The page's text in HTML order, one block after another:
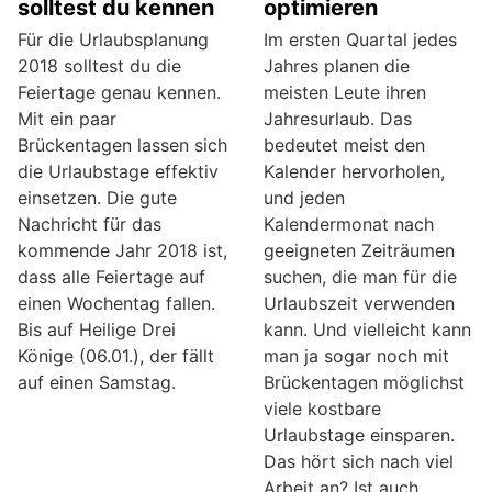
solltest du kennen
Für die Urlaubsplanung
2018 solltest du die
Feiertage genau kennen.
Mit ein paar
Brückentagen lassen sich
die Urlaubstage effektiv
einsetzen. Die gute
Nachricht für das
kommende Jahr 2018 ist,
dass alle Feiertage auf
einen Wochentag fallen.
Bis auf Heilige Drei
Könige (06.01.), der fällt
auf einen Samstag.
optimieren
Im ersten Quartal jedes
Jahres planen die
meisten Leute ihren
Jahresurlaub. Das
bedeutet meist den
Kalender hervorholen,
und jeden
Kalendermonat nach
geeigneten Zeiträumen
suchen, die man für die
Urlaubszeit verwenden
kann. Und vielleicht kann
man ja sogar noch mit
Brückentagen möglichst
viele kostbare
Urlaubstage einsparen.
Das hört sich nach viel
Arbeit an? Ist auch